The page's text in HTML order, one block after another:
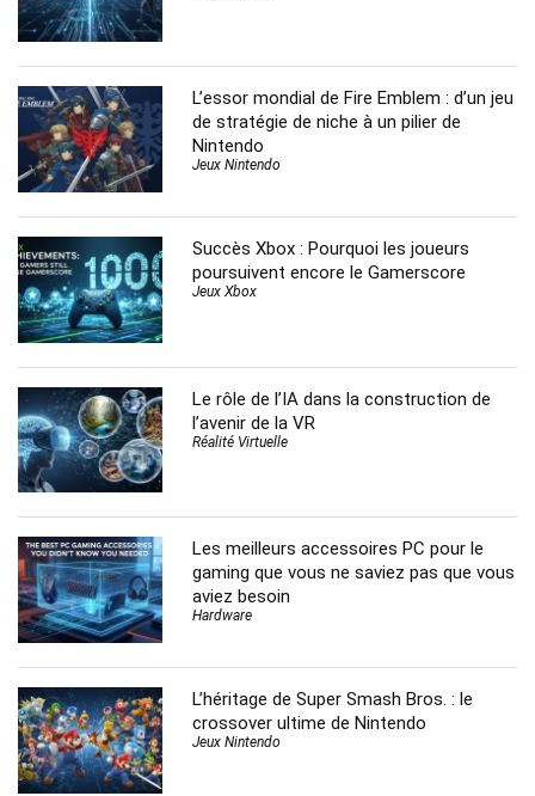
L’essor mondial de Fire Emblem : d’un jeu
de stratégie de niche à un pilier de
Nintendo
Jeux Nintendo
Succès Xbox : Pourquoi les joueurs
poursuivent encore le Gamerscore
Jeux Xbox
Le rôle de l’IA dans la construction de
l’avenir de la VR
Réalité Virtuelle
Les meilleurs accessoires PC pour le
gaming que vous ne saviez pas que vous
aviez besoin
Hardware
L’héritage de Super Smash Bros. : le
crossover ultime de Nintendo
Jeux Nintendo